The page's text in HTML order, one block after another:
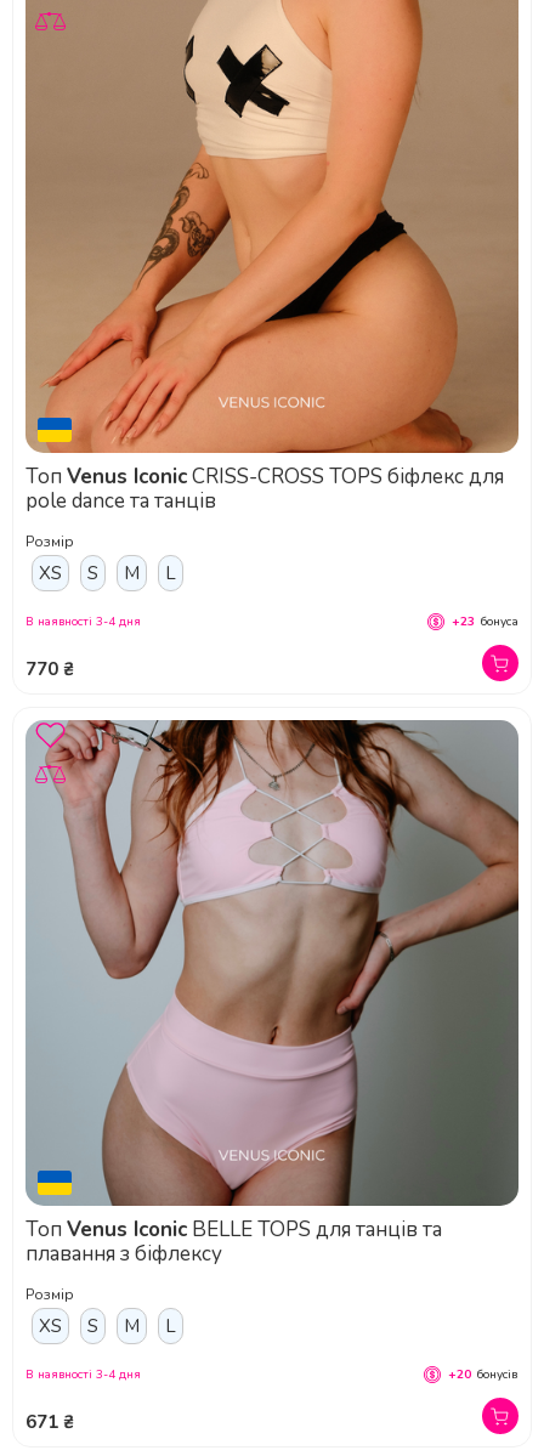
Топ Venus IconicCRISS-CROSS TOPS біфлекс для
pole dance та танців
Розмір
XS S M L
770 ₴
В наявності 3-4 дня +23 бонуса
Топ Venus Iconic BELLE TOPS для танців та
плавання з біфлексу
Розмір
XS S M L
671 ₴
В наявності 3-4 дня +20 бонусів